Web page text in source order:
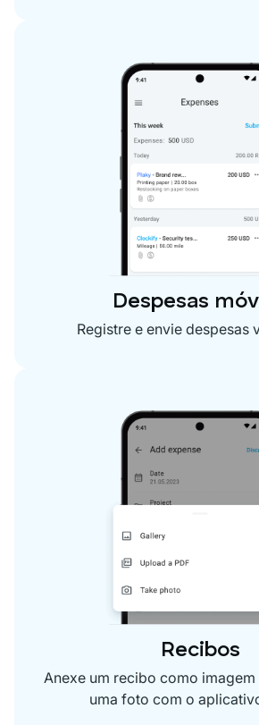
Despesas
Registre e envie despesas
Recibos
Anexe um recibo como imagem
uma foto com o